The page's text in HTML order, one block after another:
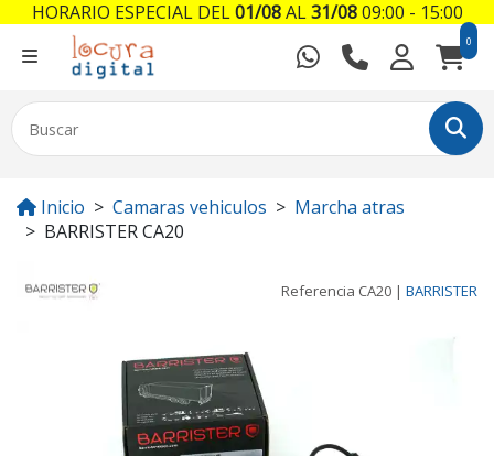
0
Inicio Camaras vehiculos
Marcha atras
BARRISTER CA20
Referencia CA20 | BARRISTER
HORARIO ESPECIAL DEL01/08AL31/0809:00 - 15:00